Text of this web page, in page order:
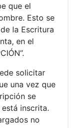
que el
Esto se
la Escritura
en el
solicitar
una vez que
se
inscrita.
no